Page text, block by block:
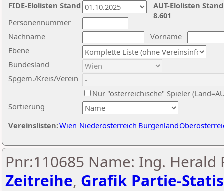
Nachname
Vorname
Ebene
Sortierung
Personennummer
Bundesland
Spgem./Kreis/Verein
Nur "österreichische" Spieler
Vereinslisten:Wien Niederösterreich Burgenland
AUT-Elolisten
8.601
FIDE-Elolisten Stand
Pnr:110685 Name: Ing. Herald
Zeitreihe, Grafik Partie-